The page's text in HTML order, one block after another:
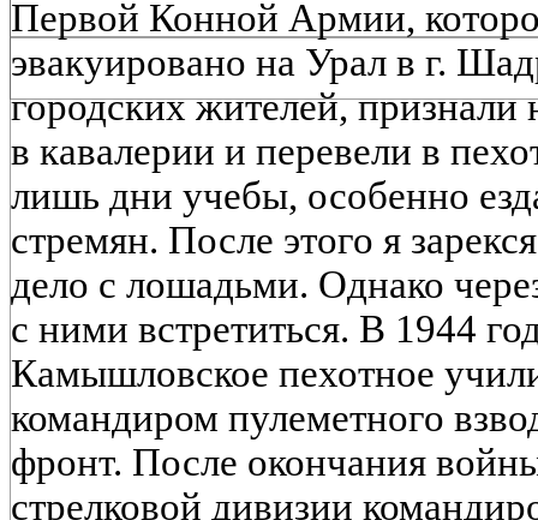
Первой Конной Армии,
эвакуировано на Урал в г.
городских жителей,
в кавалерии и перевели в
лишь дни учебы, особен­но
стремян. После этого я
дело с лошадьми. Однако
с ними встре­титься. В 1944
Камышловское пехотное
командиром пулеметного
фронт. После окончания
стрелковой дивизии